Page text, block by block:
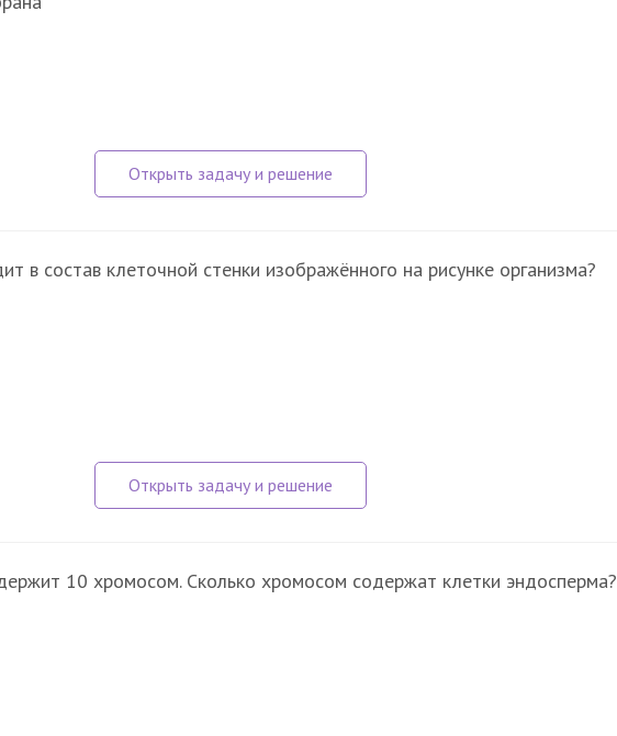
в состав клеточной стенки изображённого на рисунке организма?
10 хромосом. Сколько хромосом содержат клетки эндосперма?